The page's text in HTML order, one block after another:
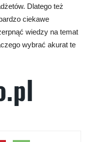
Dlatego też
ciekawe
wiedzy na temat
wybrać akurat te